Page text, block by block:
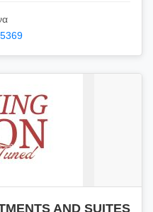
AND SUITES